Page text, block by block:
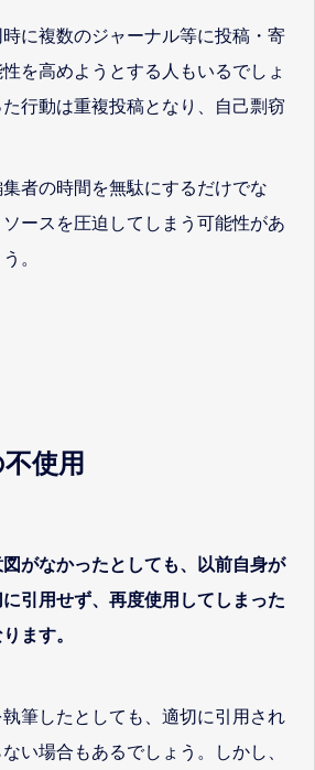
に複数のジャーナル等に投稿・寄
を高めようとする人もいるでしょ
行動は重複投稿となり、自己剽窃
者の時間を無駄にするだけでな
ースを圧迫してしまう可能性があ
。
使用
がなかったとしても、以前自身が
引用せず、再度使用してしまった
ます。
筆したとしても、適切に引用され
い場合もあるでしょう。しかし、